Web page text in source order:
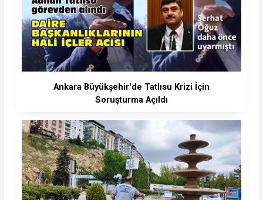
Ankara Büyükşehir'de Tatlısu Krizi İçin
Soruşturma Açıldı